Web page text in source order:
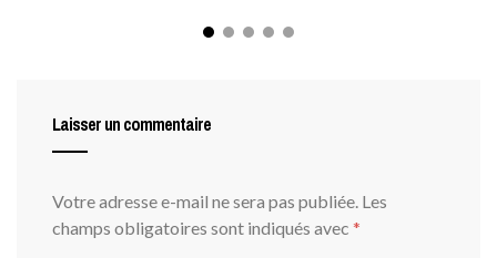
Laisser un commentaire
Votre adresse e-mail ne sera pas publiée. Les
champs obligatoires sont indiqués avec *